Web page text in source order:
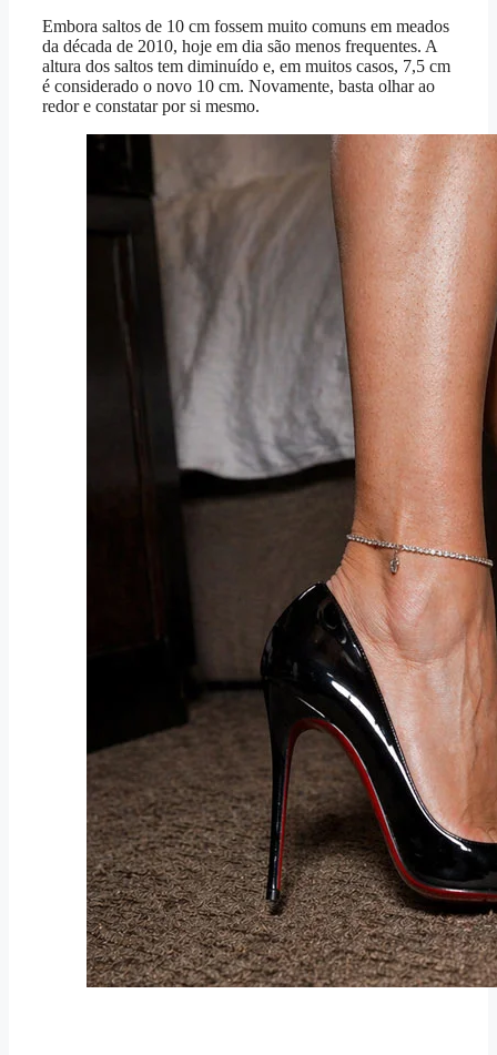
Embora saltos de 10 cm fossem muito comuns em meados
da década de 2010, hoje em dia são menos frequentes. A
altura dos saltos tem diminuído e, em muitos casos, 7,5 cm
é considerado o novo 10 cm. Novamente, basta olhar ao
redor e constatar por si mesmo.